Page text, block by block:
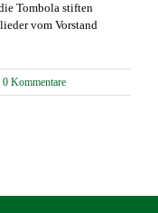
Tombola stiften
vom Vorstand
0 Kommentare